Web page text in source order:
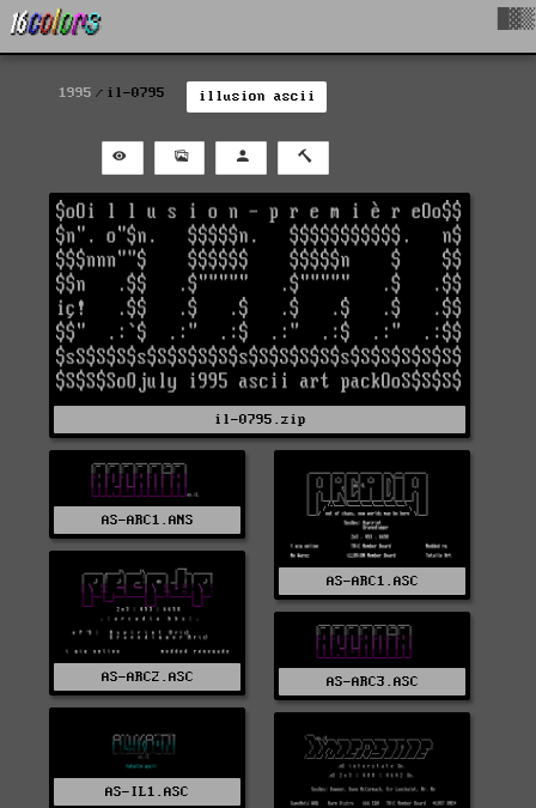
1995 il-0795 illusion ascii
il-0795.zip
AS-ARC1.ANS
AS-ARC1.ASC
AS-ARC2.ASC AS-ARC3.ASC
AS-IL1.ASC